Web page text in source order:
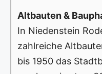
Altbauten &
In Niedenstein
zahlreiche
bis 1950 das